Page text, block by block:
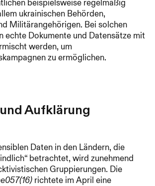
beispielsweise regelmäßig
ukrainischen Behörden,
Militärangehörigen. Bei solchen
echte Dokumente und Datensätze mit
werden, um
zu ermöglichen.
Aufklärung
Daten in den Ländern, die
betrachtet, wird zunehmend
Gruppierungen. Die
richtete im April eine